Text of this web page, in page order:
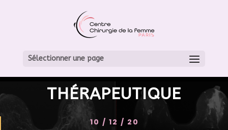
Sélectionner une page
CANCER DU SEIN: L’IRM
THÉRAPEUTIQUE
10 / 12 / 20